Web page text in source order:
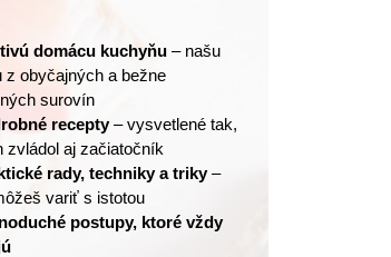
domácu kuchyňu – našu
z obyčajných a bežne
surovín
recepty – vysvetlené tak,
zvládol aj začiatočník
rady, techniky a triky –
variť s istotou
postupy, ktoré vždy